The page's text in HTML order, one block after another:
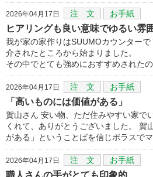
2026年04月17日 注 文 お手紙
ヒアリングも良い意味でゆるい雰
我が家の家作りはSUUMOカウンター
介されたところから始まりました。
その中でとても強めにおすすめされた
2026年04月17日 注 文 お手紙
「高いものには価値がある」
賀山さん 安い物、ただ住みやすい家で
くれて、ありがとうございました。 賀
がある」ということばを信じポラスで
2026年04月17日 注 文 お手紙
職人さんの手がとても印象的